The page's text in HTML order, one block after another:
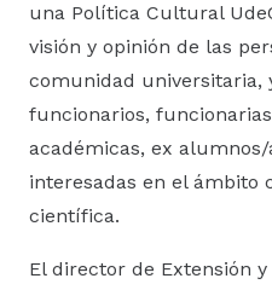
una Política Cultural
visión y opinión de las
comunidad universitaria,
funcionarios,
académicas, ex alumnos/
interesadas en el ámbito
científica.
El director de Extensión y